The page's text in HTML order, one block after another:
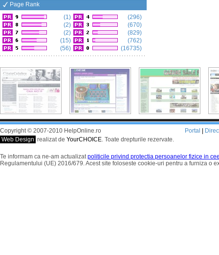
Page Rank
(1)
(2)
(2)
(15)
(56)
(296)
(670)
(829)
(762)
(16735)
Copyright © 2007-2010 HelpOnline.ro
Web Design realizat de YourCHOICE. Toate drepturile rezervate.
Portal
Te informam ca ne-am actualizatpoliticile privind protectia persoanelor fizice in
Regulamentului (UE) 2016/679. Acest site foloseste cookie-uri pentru a furniza o